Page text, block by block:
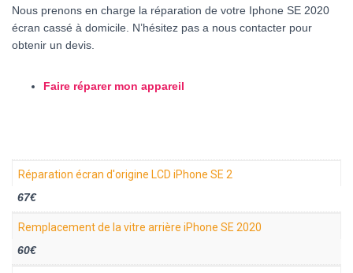
Nous prenons en charge la réparation de votre Iphone SE 2020
écran cassé à domicile. N’hésitez pas a nous contacter pour
obtenir un devis.
Faire réparer mon appareil
Réparation écran d'origine LCD iPhone SE 2
67€
Remplacement de la vitre arrière iPhone SE 2020
60€